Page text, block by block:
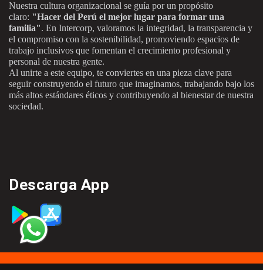
Nuestra cultura organizacional se guía por un propósito
claro: "Hacer del Perú el mejor lugar para formar una
familia". En Intercorp, valoramos la integridad, la transparencia y
el compromiso con la sostenibilidad, promoviendo espacios de
trabajo inclusivos que fomentan el crecimiento profesional y
personal de nuestra gente.
Al unirte a este equipo, te conviertes en una pieza clave para
seguir construyendo el futuro que imaginamos, trabajando bajo los
más altos estándares éticos y contribuyendo al bienestar de nuestra
sociedad.
Descarga App